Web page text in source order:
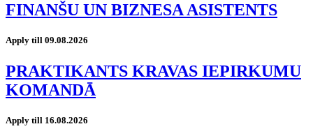
FINANŠU UN BIZNESA ASISTENTS
Apply till 09.08.2026
PRAKTIKANTS KRAVAS IEPIRKUMU
KOMANDĀ
Apply till 16.08.2026